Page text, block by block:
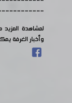
لمشاهدة
وأخبار الغرفة